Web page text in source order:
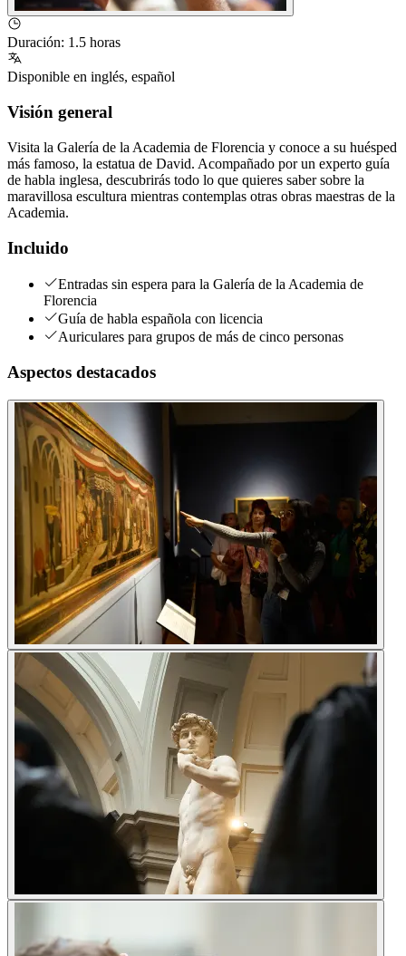
Duración: 1.5 horas
Disponible en inglés, español
Visión general
Visita la Galería de la Academia de Florencia y conoce a su huésped
más famoso, la estatua de David. Acompañado por un experto guía
de habla inglesa, descubrirás todo lo que quieres saber sobre la
maravillosa escultura mientras contemplas otras obras maestras de la
Academia.
Incluido
Entradas sin espera para la Galería de la Academia de
Florencia
Guía de habla española con licencia
Auriculares para grupos de más de cinco personas
Aspectos destacados